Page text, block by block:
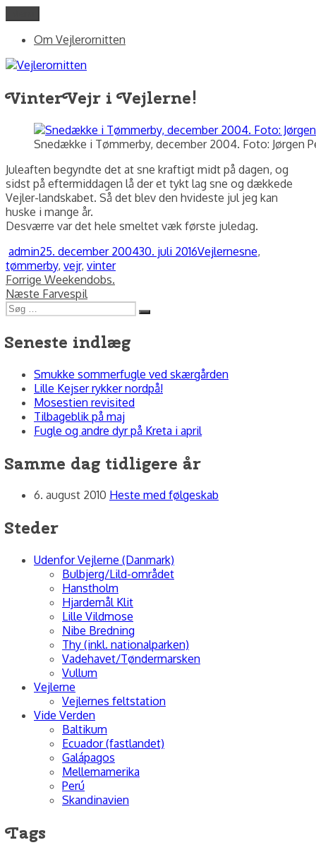
indhold
Vejlerornitten
fotos og skriblerier af Jørgen Peter Kjeldsen/ornit.dk
Om Vejlerornitten
VinterVejr i Vejlerne!
Snedække i Tømmerby, december 2004. Foto: Jørgen
Juleaften begyndte det at sne kraftigt midt på dagen, og
sidst på eftermiddagen lå der et tykt lag sne og dækkede
Vejler-landskabet. Så det blev den hvideste jul jeg kan
huske i mange år.
Desværre var det hele smeltet væk første juledag.
Forfatter
adminUdgivet
25. december 200430. juli 2016Kategorier
VejlerneTags
sne,
tømmerby, vejr, vinter
Indlægsnavigation
Forrige Forrige
indlæg:
Weekendobs.
Næste Næste
indlæg:
Farvespil
Søg
efter:
Søg
Seneste indlæg
Smukke sommerfugle ved skærgården
Lille Kejser rykker nordpå!
Mosestien revisited
Tilbageblik på maj
Fugle og andre dyr på Kreta i april
Samme dag tidligere år
6. august 2010 Heste med følgeskab
Steder
Udenfor Vejlerne (Danmark)
Bulbjerg/Lild-området
Hanstholm
Hjardemål Klit
Lille Vildmose
Nibe Bredning
Thy (inkl. nationalparken)
Vadehavet/Tøndermarsken
Vullum
Vejlerne
Vejlernes feltstation
Vide Verden
Baltikum
Ecuador (fastlandet)
Galápagos
Mellemamerika
Perú
Skandinavien
Tags